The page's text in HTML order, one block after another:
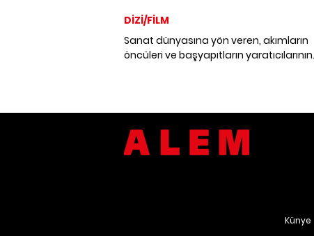
DİZİ/FİLM
Sanat dünyasına yön veren, akımların
öncüleri ve başyapıtların yaratıcılarının
açan sanatçıların yaşamlarını konu
iyi film ve belgeselleri bir araya getirdik.
Künye